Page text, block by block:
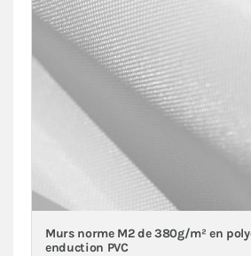
Murs norme M2 de 380g/m² en
enduction PVC